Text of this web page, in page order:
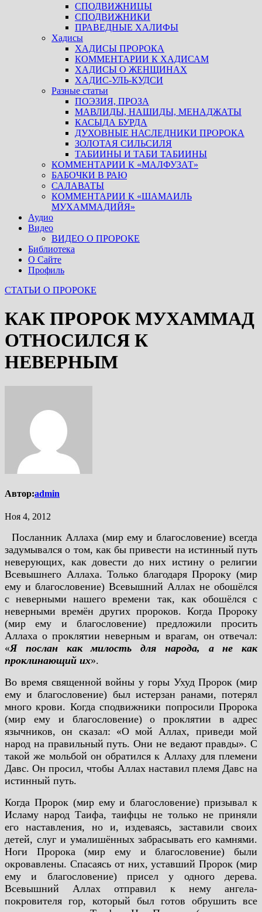
СПОДВИЖНИЦЫ
СПОДВИЖНИКИ
ПРАВЕДНЫЕ ХАЛИФЫ
Хадисы
ХАДИСЫ ПРОРОКА
КОММЕНТАРИИ К ХАДИСАМ
ХАДИСЫ О ЖЕНЩИНАХ
ХАДИС-УЛЬ-КУДСИ
Разные статьи
ПОЭЗИЯ, ПРОЗА
МАВЛИДЫ, НАШИДЫ, МЕНАДЖАТЫ
КАСЫДА БУРДА
ДУХОВНЫЕ НАСЛЕДНИКИ ПРОРОКА
ЗОЛОТАЯ СИЛЬСИЛЯ
ТАБИИНЫ И ТАБИ ТАБИИНЫ
КОММЕНТАРИИ К «МАЛФУЗАТ»
БАБОЧКИ В РАЮ
САЛАВАТЫ
КОММЕНТАРИИ К «ШАМАИЛЬ
МУХАММАДИЙЯ»
Аудио
Видео
ВИДЕО О ПРОРОКЕ
Библиотека
О Сайте
Профиль
СТАТЬИ О ПРОРОКЕ
КАК ПРОРОК МУХАММАД
ОТНОСИЛСЯ К
НЕВЕРНЫМ
Автор:admin
Ноя 4, 2012
Посланник Аллаха (мир ему и благословение) всегда
задумывался о том, как бы привести на истинный путь
неверующих, как довести до них истину о религии
Всевышнего Аллаха. Только благодаря Пророку (мир
ему и благословение) Всевышний Аллах не обошёлся
с неверными нашего времени так, как обошёлся с
неверными времён других пророков. Когда Пророку
(мир ему и благословение) предложили просить
Аллаха о проклятии неверным и врагам, он отвечал:
«Я послан как милость для народа, а не как
проклинающий их».
Во время священной войны у горы Ухуд Пророк (мир
ему и благословение) был истерзан ранами, потерял
много крови. Когда сподвижники попросили Пророка
(мир ему и благословение) о проклятии в адрес
язычников, он сказал: «О мой Аллах, приведи мой
народ на правильный путь. Они не ведают правды». С
такой же мольбой он обратился к Аллаху для племени
Давс. Он просил, чтобы Аллах наставил племя Давс на
истинный путь.
Когда Пророк (мир ему и благословение) призывал к
Исламу народ Таифа, таифцы не только не приняли
его наставления, но и, издеваясь, заставили своих
детей, слуг и умалишённых забрасывать его камнями.
Ноги Пророка (мир ему и благословение) были
окровавлены. Спасаясь от них, уставший Пророк (мир
ему и благословение) присел у одного дерева.
Всевышний Аллах отправил к нему ангела-
покровителя гор, который был готов обрушить все